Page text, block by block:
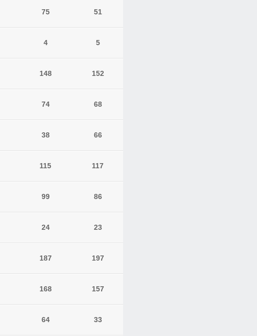
75 51
4 5
148 152
74 68
38 66
115 117
99 86
24 23
187 197
168 157
64 33